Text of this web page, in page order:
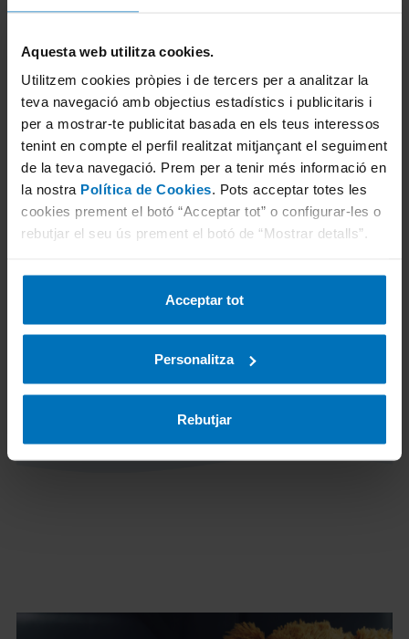
Aquesta web utilitza cookies.
Utilitzem cookies pròpies i de tercers per a analitzar la
teva navegació amb objectius estadístics i publicitaris i
per a mostrar-te publicitat basada en els teus interessos
tenint en compte el perfil realitzat mitjançant el seguiment
de la teva navegació. Prem per a tenir més informació en
la nostra Política de Cookies. Pots acceptar totes les
cookies prement el botó “Acceptar tot” o configurar-les o
rebutjar el seu ús prement el botó de “Mostrar detalls”.
Acceptar tot
Personalitza
Rebutjar
Rodrigo Radovan
Director de l'Àrea de Mobilitat d'Espanya de
TÜV Rheinland, amb més de 25 anys
d'experiència al sector de la Inspecció,
Certificació i Assaig (sector TIC).